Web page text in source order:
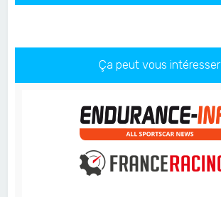
Ça peut vous intéresser